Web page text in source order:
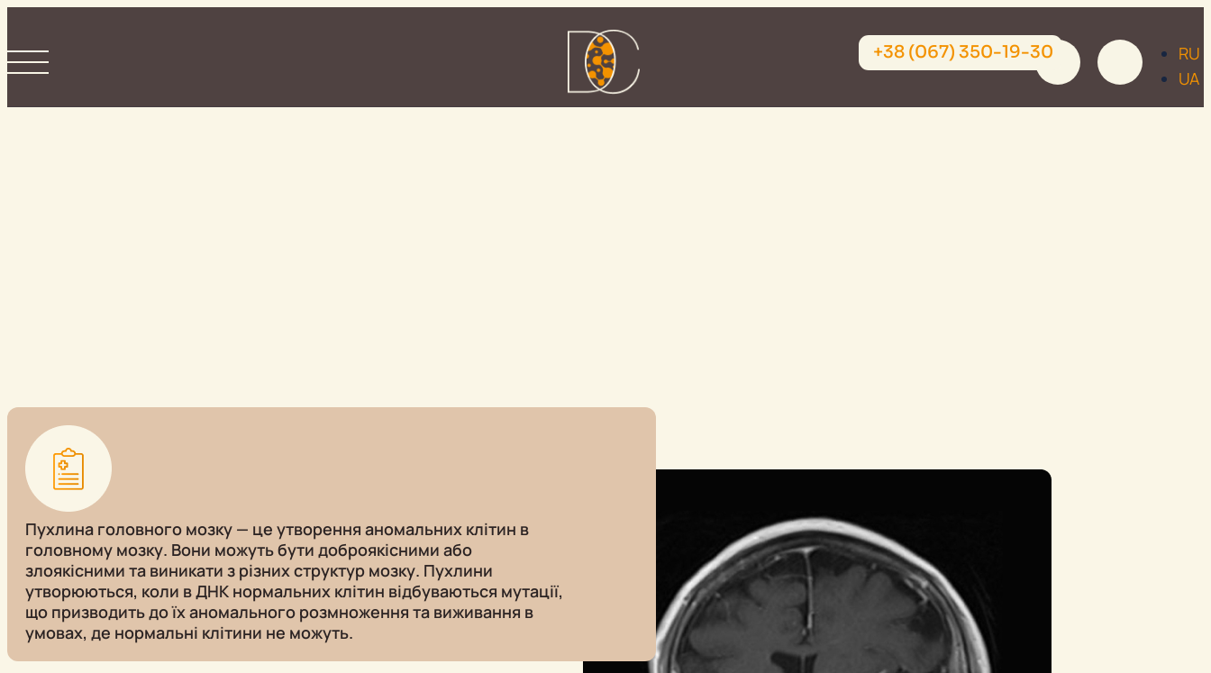
+38 (067) 350-19-30
RU
UA
Пухлина головного мозку — це утворення аномальних клітин в
головному мозку. Вони можуть бути доброякісними або
злоякісними та виникати з різних структур мозку. Пухлини
утворюються, коли в ДНК нормальних клітин відбуваються мутації,
що призводить до їх аномального розмноження та виживання в
умовах, де нормальні клітини не можуть.